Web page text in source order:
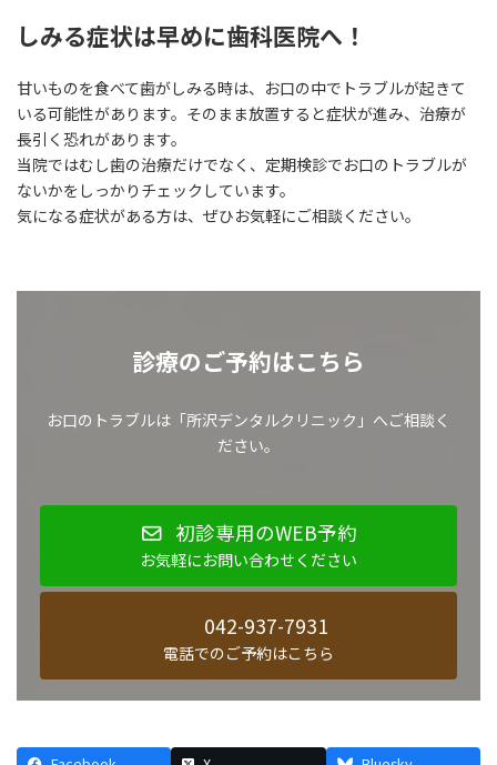
しみる症状は早めに歯科医院へ！
甘いものを食べて歯がしみる時は、お口の中でトラブルが起きて
いる可能性があります。そのまま放置すると症状が進み、治療が
長引く恐れがあります。
当院ではむし歯の治療だけでなく、定期検診でお口のトラブルが
ないかをしっかりチェックしています。
気になる症状がある方は、ぜひお気軽にご相談ください。
診療のご予約はこちら
お口のトラブルは「所沢デンタルクリニック」へご相談く
ださい。
初診専用のWEB予約
お気軽にお問い合わせください
042-937-7931
電話でのご予約はこちら